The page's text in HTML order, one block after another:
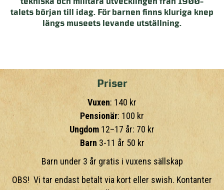
talets början till idag. För barnen finns kluriga knep
längs museets levande utställning.
Priser
Vuxen: 140 kr
Pensionär: 100 kr
Ungdom 12–17 år: 70 kr
Barn 3-11 år 50 kr
Barn under 3 år gratis i vuxens sällskap
OBS! Vi tar endast betalt via kort eller swish. Kontanter